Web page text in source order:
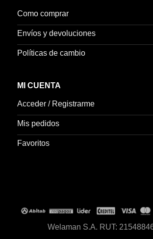
Como comprar
Envíos y devoluciones
Políticas de cambio
MI CUENTA
Acceder / Registrarme
Mis pedidos
Favoritos
Welaman S.A. RUT: